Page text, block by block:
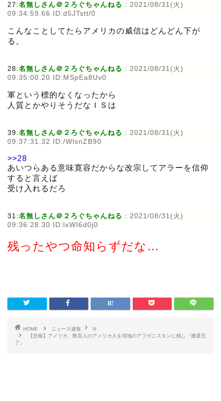
27:名無しさん＠２ろぐちゃんねる : 2021/08/31(火)
09:34:59.66 ID:d5JTstt/0
こんなことしてたらアメリカの威信はどんどん下が
る。
28:名無しさん＠２ろぐちゃんねる : 2021/08/31(火)
09:35:00.20 ID:MSpEa8Uv0
軍という標的なくなったから
人質とかやりそうだなＩＳは
39:名無しさん＠２ろぐちゃんねる : 2021/08/31(火)
09:37:31.32 ID:/WlsnZB90
>>28
あいつらある意味寛容だからな改宗してアラーを信仰
すると言えば
受け入れるだろ
31:名無しさん＠２ろぐちゃんねる : 2021/08/31(火)
09:36:28.30 ID:lxWI6d0j0
残ったやつ命知らずだな…
HOME ニュース速報
N
【悲報】アメリカ、数百人のアメリカ人を現地のアフガニスタンに残し「撤退完
了」